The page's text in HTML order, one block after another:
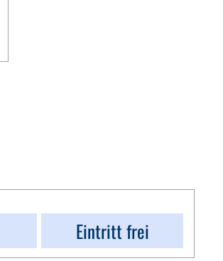
Eintritt frei